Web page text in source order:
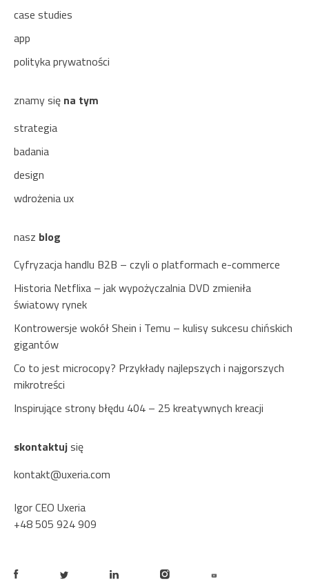
case studies
app
polityka prywatności
znamy się na tym
strategia
badania
design
wdrożenia ux
nasz blog
Cyfryzacja handlu B2B – czyli o platformach e-commerce
Historia Netflixa – jak wypożyczalnia DVD zmieniła
światowy rynek
Kontrowersje wokół Shein i Temu – kulisy sukcesu chińskich
gigantów
Co to jest microcopy? Przykłady najlepszych i najgorszych
mikrotreści
Inspirujące strony błędu 404 – 25 kreatywnych kreacji
skontaktujsię
kontakt@uxeria.com
Igor CEO Uxeria
+48 505 924 909